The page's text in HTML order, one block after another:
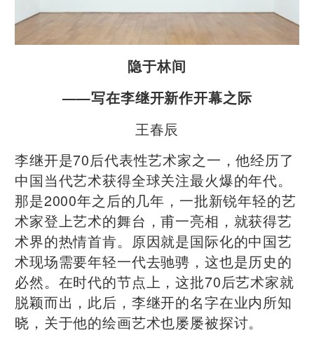
隐于林间
——写在李继开新作开幕之际
王春辰
李继开是70后代表性艺术家之一，他经历了
中国当代艺术获得全球关注最火爆的年代。
那是2000年之后的几年，一批新锐年轻的艺
术家登上艺术的舞台，甫一亮相，就获得艺
术界的热情首肯。原因就是国际化的中国艺
术现场需要年轻一代去驰骋，这也是历史的
必然。在时代的节点上，这批70后艺术家就
脱颖而出，此后，李继开的名字在业内所知
晓，关于他的绘画艺术也屡屡被探讨。